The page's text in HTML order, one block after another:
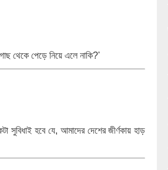
থেকে পেড়ে নিয়ে এলে নাকি?'
সুবিধাই হবে যে, আমাদের দেশের জীর্ণকায় হাড়